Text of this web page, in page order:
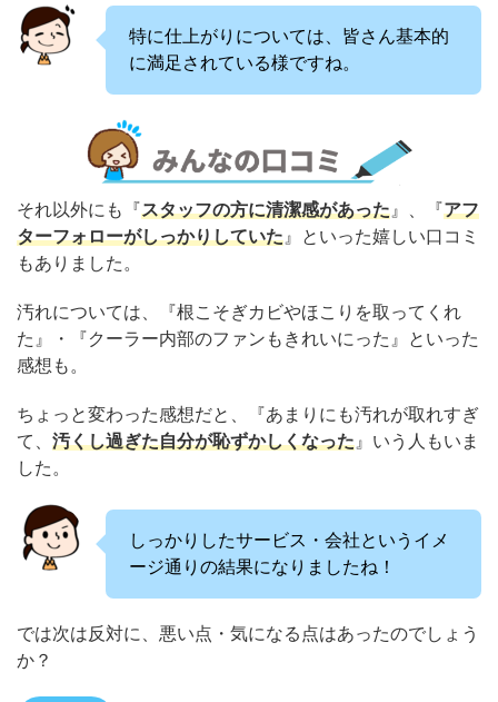
特に仕上がりについては、皆さん基本的
に満足されている様ですね。
それ以外にも『スタッフの方に清潔感があった 』、『アフ
ターフォローがしっかりしていた 』といった嬉しい口コミ
もありました。
汚れについては、『根こそぎカビやほこりを取ってくれ
た』・『クーラー内部のファンもきれいにった』といった
感想も。
ちょっと変わった感想だと、『あまりにも汚れが取れすぎ
て、 汚くし過ぎた自分が恥ずかしくなった 』いう人もいま
した。
しっかりしたサービス・会社というイメ
ージ通りの結果になりましたね！
では次は反対に、悪い点・気になる点はあったのでしょう
か？